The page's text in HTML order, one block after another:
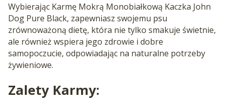
Wybierając Karmę Mokrą Monobiałkową Kaczka John
Dog Pure Black, zapewniasz swojemu psu
zrównoważoną dietę, która nie tylko smakuje świetnie,
ale również wspiera jego zdrowie i dobre
samopoczucie, odpowiadając na naturalne potrzeby
żywieniowe.
Zalety Karmy: